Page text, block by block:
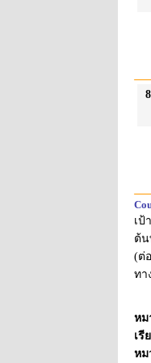
เป้
ต้น
(ต่
ทา
หม
เรี
หม